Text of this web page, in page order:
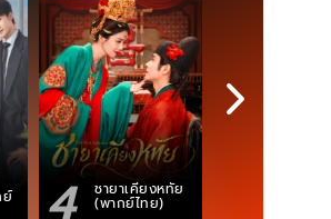
ย์ 4 ชายาเคียงหทัย
(พากย์ไทย) 5